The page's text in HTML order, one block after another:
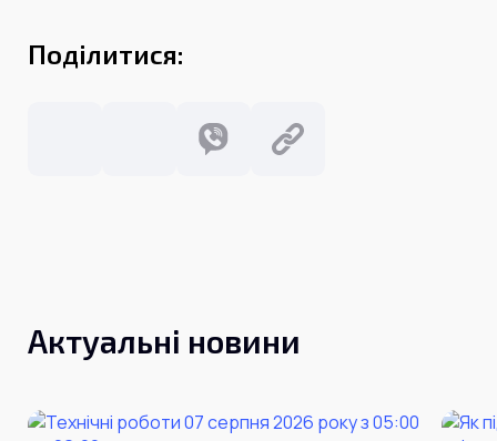
Для бізнесу
Карта покриття
Загальні запитання:
03134, м. Київ, вул. Симиренко, 36,
корпус А, 3 поверх
Поділитися:
Актуальні новини